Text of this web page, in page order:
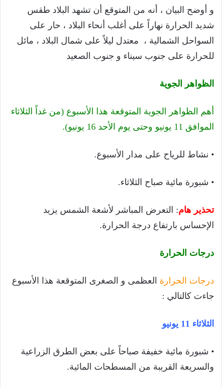
و أوضح البيان ، أنه من المتوقع أن تشهد البلاد طقس
شديد الحرارة نهاراً على أغلب أنحاء البلاد ، حار على
السواحل الشمالية ، معتدل ليلاً على شمال البلاد ، مائل
للحرارة على جنوب سيناء و جنوب الصعيد
الظواهر الجوية
أهم الظواهر الجوية المتوقعة هذا الأسبوع (من غداً الثلاثاء
الموافق 11 يونيو وحتى يوم الأحد 16 يونيو).
• نشاط للرياح على مدار الأسبوع.
• شبورة مائية صباح الثلاثاء.
تحذير هام: التعرض المباشر لأشعة الشمس يزيد
الإحساس بارتفاع درجة الحرارة.
درجات الحرارة
درجات الحرارة العظمى و الصغرى المتوقعة هذا الأسبوع
جاءت كالتالي :
الثلاثاء 11 يونيو
• شبورة مائية خفيفة صباحاً على بعض الطرق الزراعية
والسريعة القريبة من المسطحات المائية.